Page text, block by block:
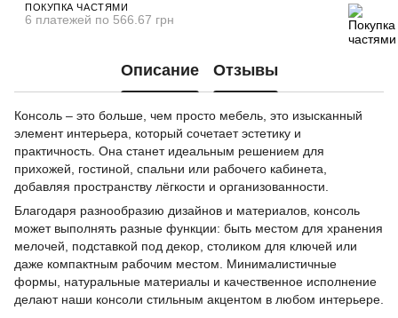
ПОКУПКА ЧАСТЯМИ
6 платежей по 566.67 грн
Описание Отзывы
Консоль – это больше, чем просто мебель, это изысканный
элемент интерьера, который сочетает эстетику и
практичность. Она станет идеальным решением для
прихожей, гостиной, спальни или рабочего кабинета,
добавляя пространству лёгкости и организованности.
Благодаря разнообразию дизайнов и материалов, консоль
может выполнять разные функции: быть местом для хранения
мелочей, подставкой под декор, столиком для ключей или
даже компактным рабочим местом. Минималистичные
формы, натуральные материалы и качественное исполнение
делают наши консоли стильным акцентом в любом интерьере.